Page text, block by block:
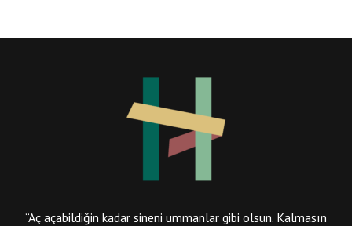
“Aç açabildiğin kadar sineni ummanlar gibi olsun. Kalmasın